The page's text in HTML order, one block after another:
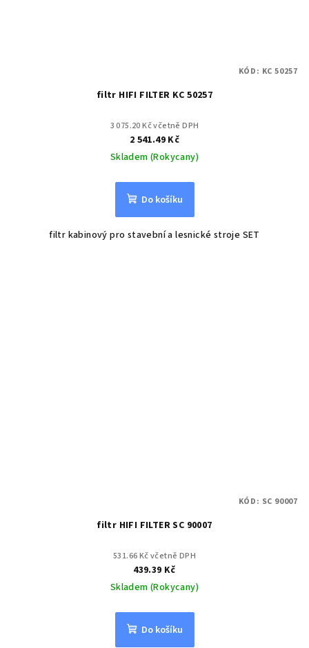
filtr HIFI FILTER KC 50257
3 075.20 Kč včetně DPH
2 541.49 Kč
Skladem (Rokycany)
Do košíku
filtr kabinový pro stavební a lesnické stroje SET
KÓD: KC 50257
filtr HIFI FILTER SC 90007
531.66 Kč včetně DPH
439.39 Kč
Skladem (Rokycany)
Do košíku
KÓD: SC 90007